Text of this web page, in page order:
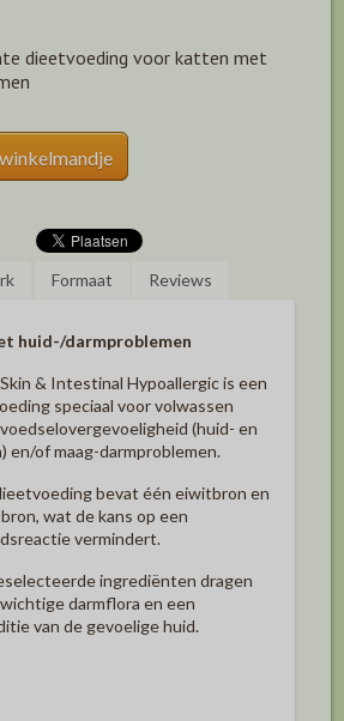
dieetvoeding voor katten met
Formaat Reviews
huid-/darmproblemen
& Intestinal Hypoallergic is een
speciaal voor volwassen
(huid- en
en/of maag-darmproblemen.
bevat één eiwitbron en
wat de kans op een
vermindert.
ingrediënten dragen
darmflora en een
van de gevoelige huid.